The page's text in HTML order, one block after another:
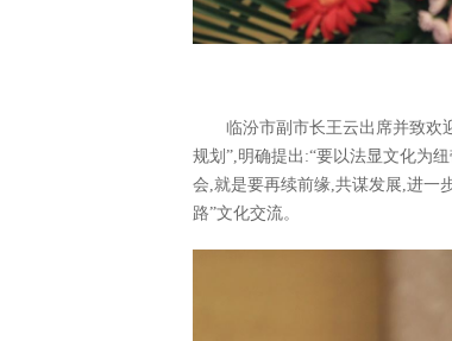
临汾市副市长王云出席并致欢
规划”,明确提出:“要以法显文化为
会,就是要再续前缘,共谋发展,进一
路”文化交流。